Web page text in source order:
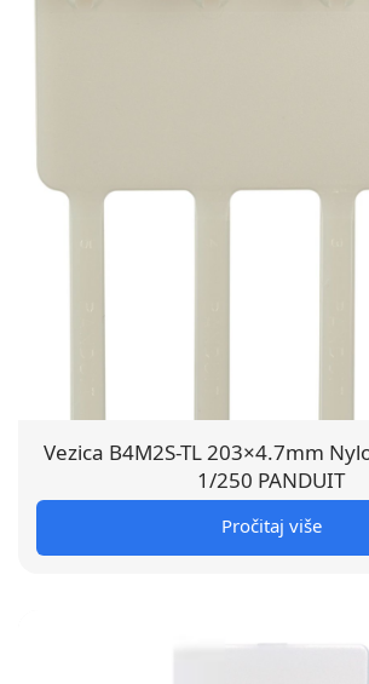
Vezica B4M2S-TL 203×4.7mm
1/250 PANDUIT
Pročitaj više